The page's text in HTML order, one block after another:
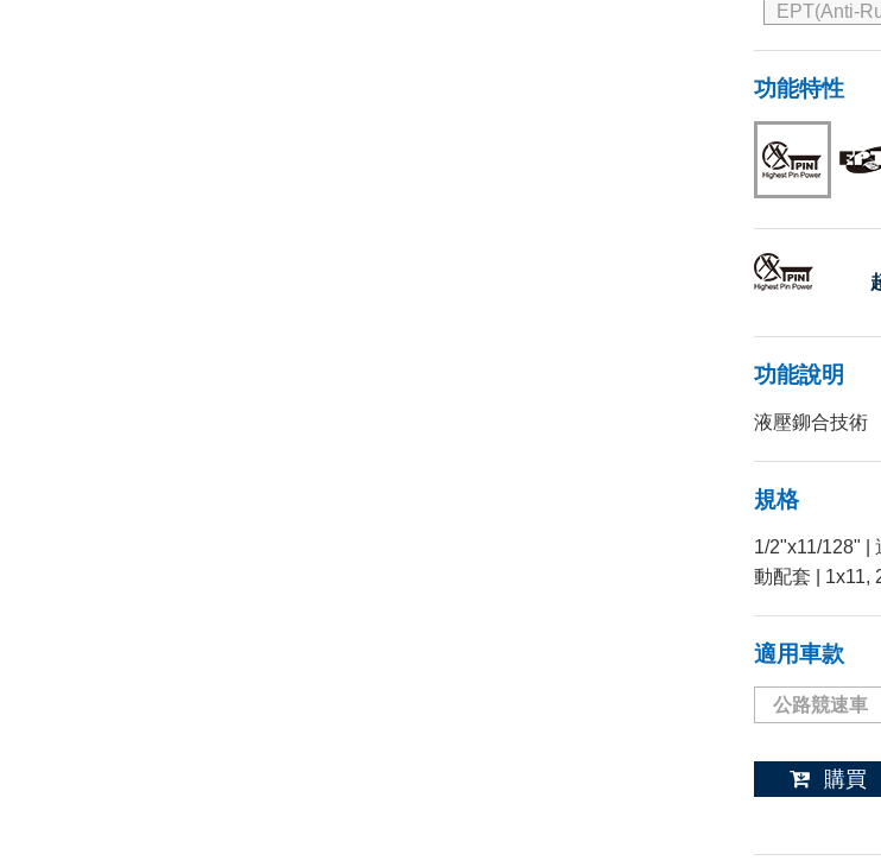
EPT(Anti-
功能特性
功能說明
液壓鉚合技術
規格
1/2"x11/128" |
動配套 | 1x11,
適用車款
公路競速車
購買